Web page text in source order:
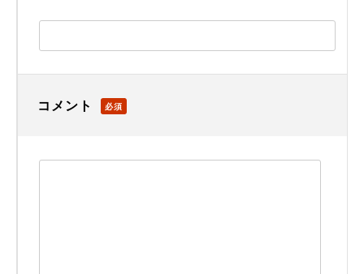
コメント 必須